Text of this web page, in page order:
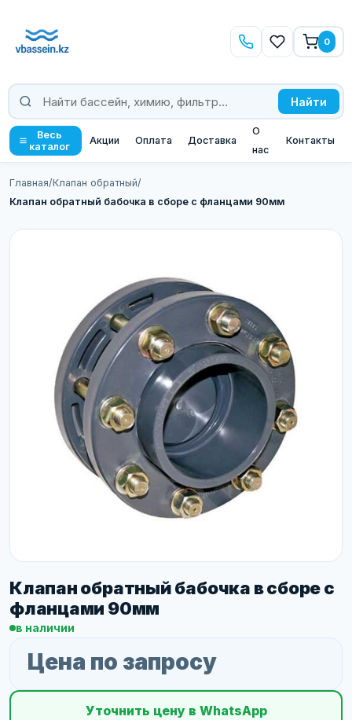
Найти
0
Весь
каталог
Акции Оплата Доставка
О
нас
Контакты
Главная/Клапан обратный/
Клапан обратный бабочка в сборе с фланцами 90мм
Клапан обратный бабочка в сборе с
фланцами 90мм
в наличии
Цена по запросу
Уточнить цену в WhatsApp